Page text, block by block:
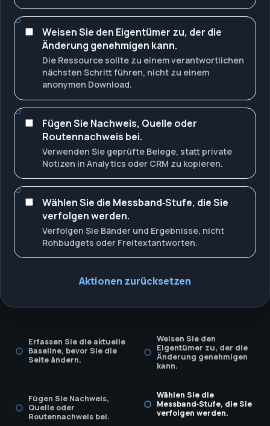
Weisen Sie den Eigentümer zu, der die
Änderung genehmigen kann.
Die Ressource sollte zu einem verantwortlichen
nächsten Schritt führen, nicht zu einem
anonymen Download.
Fügen Sie Nachweis, Quelle oder
Routennachweis bei.
Verwenden Sie geprüfte Belege, statt private
Notizen in Analytics oder CRM zu kopieren.
Wählen Sie die Messband‑Stufe, die Sie
verfolgen werden.
Verfolgen Sie Bänder und Ergebnisse, nicht
Rohbudgets oder Freitextantworten.
Aktionen zurücksetzen
Erfassen Sie die aktuelle
Baseline, bevor Sie die
Seite ändern.
Weisen Sie den
Eigentümer zu, der die
Änderung genehmigen
kann.
Fügen Sie Nachweis,
Quelle oder
Routennachweis bei.
Wählen Sie die
Messband‑Stufe, die Sie
verfolgen werden.